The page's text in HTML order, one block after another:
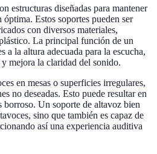
estructuras diseñadas para mantener
Estos soportes pueden ser
con diversos materiales,
La principal función de un
a la altura adecuada para la escucha,
mejora la claridad del sonido.
en mesas o superficies irregulares,
no deseadas. Esto puede resultar en
borroso. Un soporte de altavoz bien
sino que también es capaz de
así una experiencia auditiva